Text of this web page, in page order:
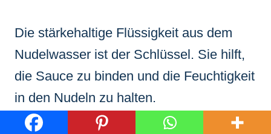
Die stärkehaltige Flüssigkeit aus dem
Nudelwasser ist der Schlüssel. Sie hilft,
die Sauce zu binden und die Feuchtigkeit
in den Nudeln zu halten.